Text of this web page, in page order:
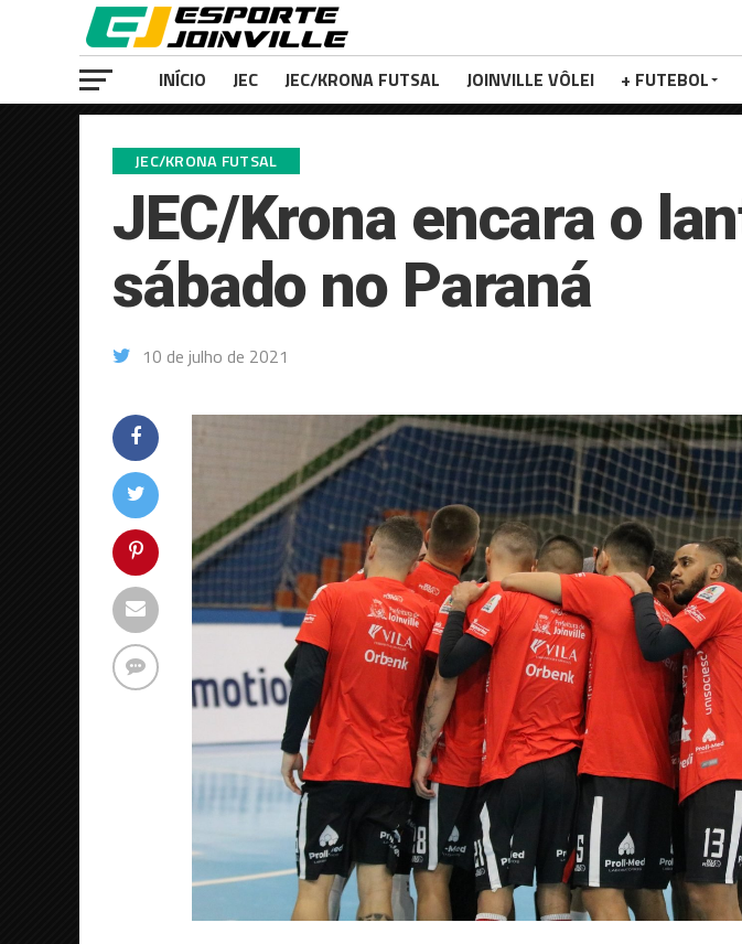
INÍCIO JEC JEC/KRONA FUTSAL JOINVILLE VÔLEI + FUTEBOL
JEC/KRONA FUTSAL
JEC/Krona encara o
sábado no Paraná
10 de julho de 2021